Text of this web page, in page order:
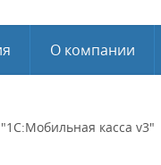
О компании
касса v3"